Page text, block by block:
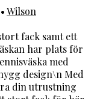
•Wilson
fack samt ett
har plats för
med
design\n Med
din utrustning